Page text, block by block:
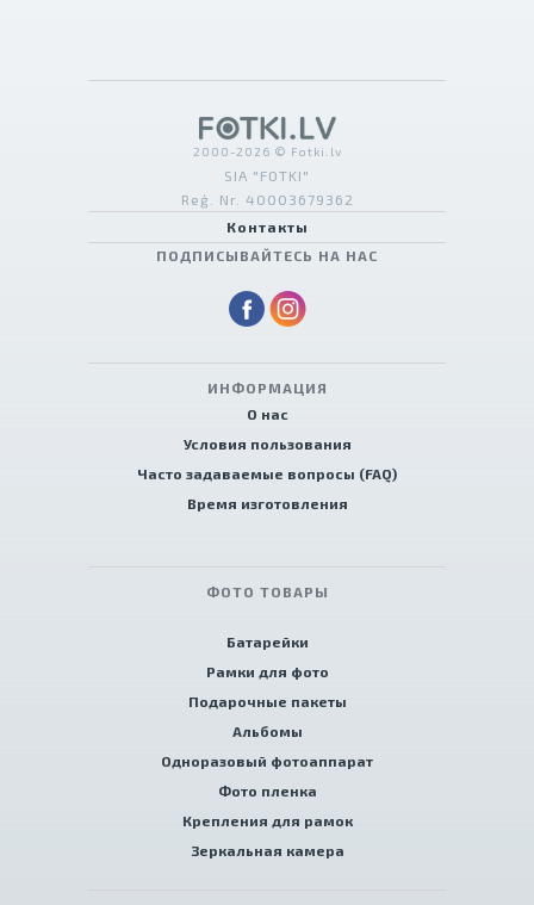
2000-2026 © Fotki.lv
SIA "FOTKI"
Reģ. Nr. 40003679362
Контакты
ПОДПИСЫВАЙТЕСЬ НА НАС
ИНФОРМАЦИЯ
О нас
Условия пользования
Часто задаваемые вопросы (FAQ)
Время изготовления
ФОТО ТОВАРЫ
Батарейки
Рамки для фото
Подарочные пакеты
Альбомы
Одноразовый фотоаппарат
Фото пленка
Крепления для рамок
Зеркальная камера